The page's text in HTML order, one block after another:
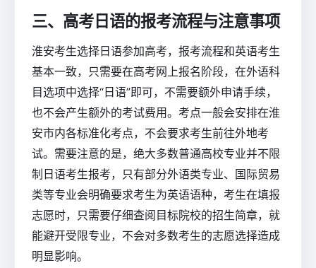
三、高考日语的报考流程与注意事项
淮安考生选择日语参加高考，报考流程和英语考生
基本一致，只需要在高考网上报名阶段，在外语科
目选项中选择“日语”即可，不需要额外申请手续，
也不会产生额外的考试费用。考点一般会安排在淮
安市内各标准化考点，不会要求考生前往外地考
试。需要注意的是，绝大多数普通高校专业并不限
制日语考生报考，只有部分外语类专业、国际贸易
类等专业会明确要求考生为英语语种，考生在填报
志愿时，只需要仔细查阅目标院校的招生简章，就
能避开受限专业，不会对多数考生的志愿选择造成
明显影响。